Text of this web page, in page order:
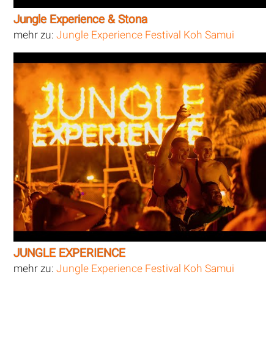
Jungle Experience & Stona
mehr zu:Jungle Experience Festival Koh Samui
JUNGLE EXPERIENCE
mehr zu:Jungle Experience Festival Koh Samui